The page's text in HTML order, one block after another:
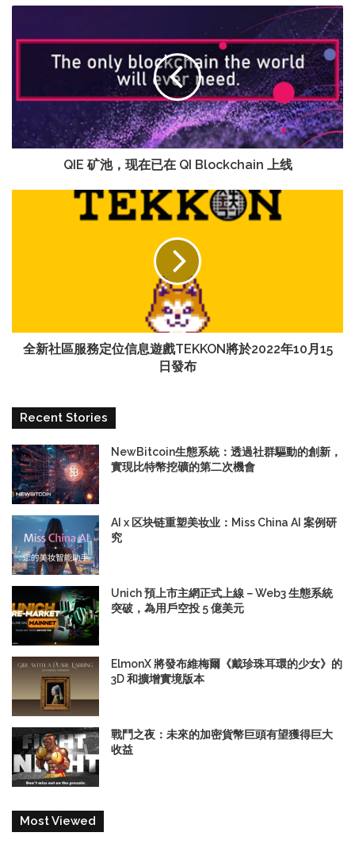
QIE 矿池，现在已在 QI Blockchain 上线
全新社區服務定位信息遊戲TEKKON將於2022年10月15
日發布
Recent Stories
NewBitcoin生態系統：透過社群驅動的創新，
實現比特幣挖礦的第二次機會
AI x 区块链重塑美妆业：Miss China AI 案例研
究
Unich 預上市主網正式上線－Web3 生態系統
突破，為用戶空投 5 億美元
ElmonX 將發布維梅爾《戴珍珠耳環的少女》的
3D 和擴增實境版本
戰鬥之夜：未來的加密貨幣巨頭有望獲得巨大
收益
Most Viewed